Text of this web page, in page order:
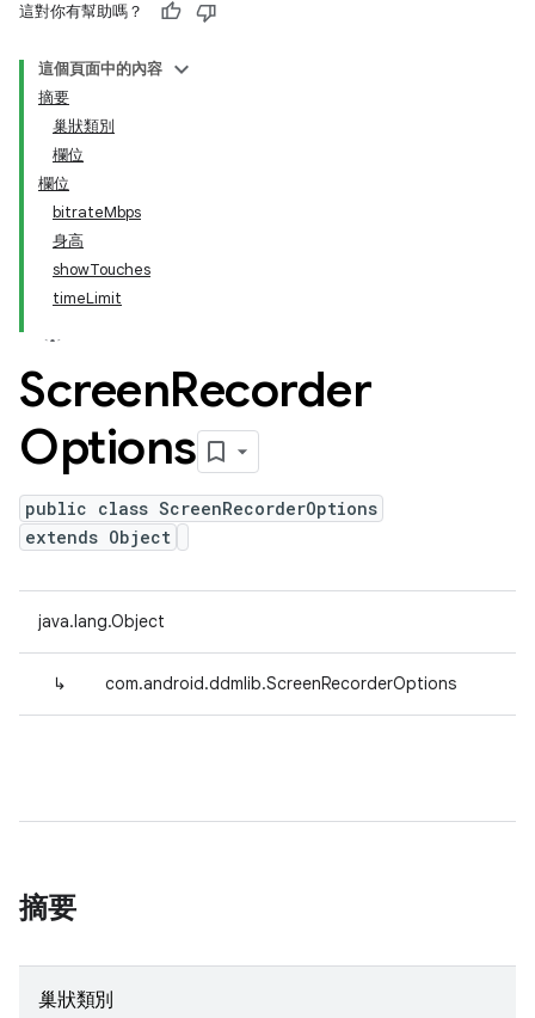
這對你有幫助嗎？
這個頁面中的內容
摘要
巢狀類別
欄位
欄位
bitrateMbps
身高
showTouches
timeLimit
ScreenRecorder
Options
public class ScreenRecorderOptions
extends Object
java.lang.Object
↳ com.android.ddmlib.ScreenRecorderOptions
摘要
巢狀類別